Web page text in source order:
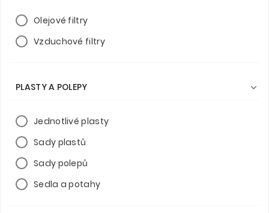
Olejové filtry
Vzduchové filtry
PLASTY A POLEPY 
Jednotlivé plasty
Sady plastů
Sady polepů
Sedla a potahy